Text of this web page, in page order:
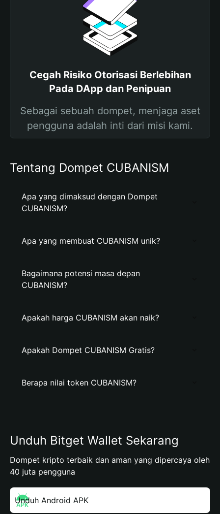
Cegah Risiko Otorisasi Berlebihan
Pada DApp dan Penipuan
Sebagai sebuah dompet, menjaga aset
pengguna adalah inti dari misi kami.
Tentang Dompet CUBANISM
Apa yang dimaksud dengan Dompet
CUBANISM?
Apa yang membuat CUBANISM unik?
Bagaimana potensi masa depan
CUBANISM?
Apakah harga CUBANISM akan naik?
Apakah Dompet CUBANISM Gratis?
Berapa nilai token CUBANISM?
Unduh Bitget Wallet Sekarang
Dompet kripto terbaik dan aman yang dipercaya oleh
40 juta pengguna
Unduh Android APK